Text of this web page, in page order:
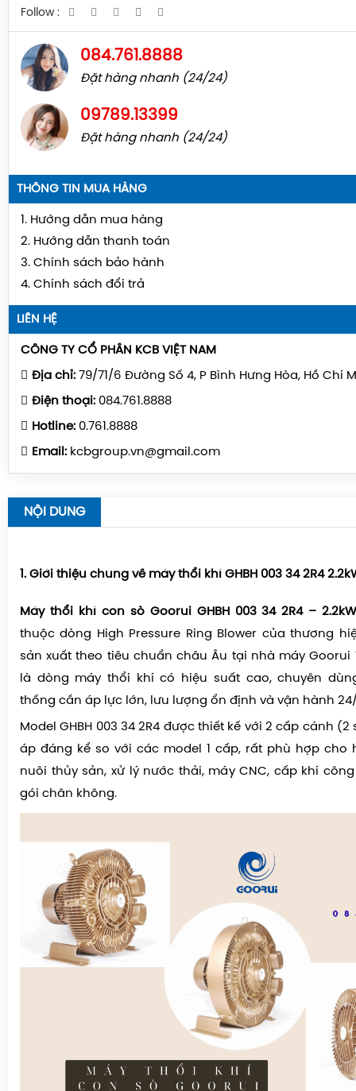
Follow :
084.761.8888
Đặt hàng nhanh (24/24)
09789.13399
Đặt hàng nhanh (24/24)
THÔNG TIN MUA HÀNG
1. Hướng dẫn mua hàng
2. Hướng dẫn thanh toán
3. Chính sách bảo hành
4. Chính sách đổi trả
LIÊN HỆ
CÔNG TY CỔ PHẦN KCB VIỆT NAM
Địa chỉ: 79/71/6 Đường Số 4, P Bình Hưng Hòa, Hồ Chí
Điện thoại: 084.761.8888
Hotline: 0.761.8888
Email: kcbgroup.vn@gmail.com
NỘI DUNG
1. Giới thiệu chung về máy thổi khí GHBH 003 34 2R4
Máy thổi khí con sò Goorui GHBH 003 34 2R4 –
thuộc dòng High Pressure Ring Blower của thương
sản xuất theo tiêu chuẩn châu Âu tại nhà máy Goorui
là dòng máy thổi khí có hiệu suất cao, chuyên
thống cần áp lực lớn, lưu lượng ổn định và vận hành
Model GHBH 003 34 2R4 được thiết kế với 2 cấp cánh
áp đáng kể so với các model 1 cấp, rất phù hợp cho
nuôi thủy sản, xử lý nước thải, máy CNC, cấp khí
gói chân không.